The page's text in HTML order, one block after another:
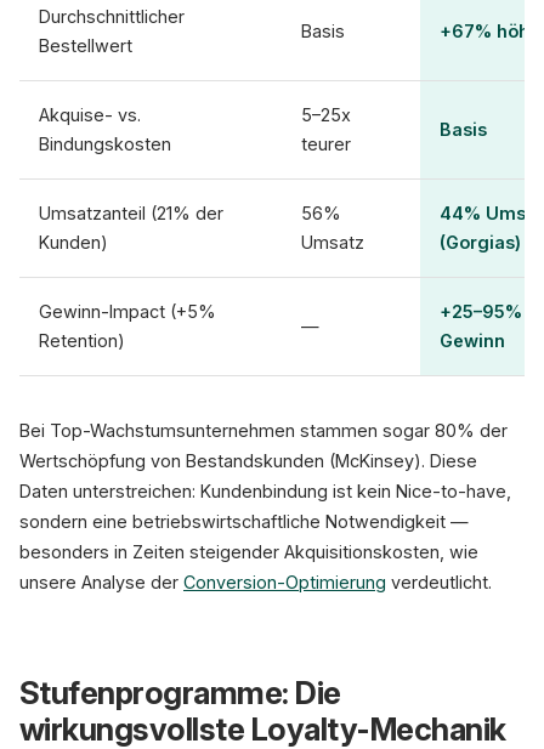
Durchschnittlicher
Bestellwert
Basis +67%
Akquise- vs.
Bindungskosten
5–25x
teurer
Basis
Umsatzanteil (21% der
Kunden)
56%
Umsatz
44%
(Gorgias)
Gewinn-Impact (+5%
Retention)
—
+25–95%
Gewinn
Bei Top-Wachstumsunternehmen stammen sogar 80% der
Wertschöpfung von Bestandskunden (McKinsey). Diese
Daten unterstreichen: Kundenbindung ist kein Nice-to-have,
sondern eine betriebswirtschaftliche Notwendigkeit —
besonders in Zeiten steigender Akquisitionskosten, wie
unsere Analyse der Conversion-Optimierung verdeutlicht.
Stufenprogramme: Die
wirkungsvollste Loyalty-Mechanik